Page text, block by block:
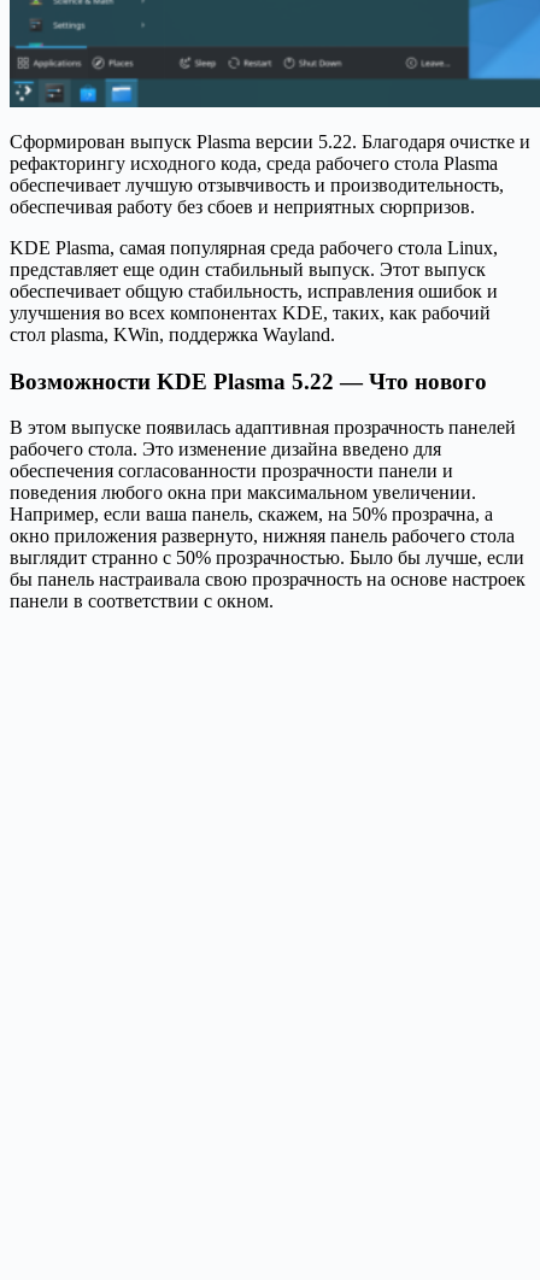
Сформирован выпуск Plasma версии 5.22. Благодаря очистке и
рефакторингу исходного кода, среда рабочего стола Plasma
обеспечивает лучшую отзывчивость и производительность,
обеспечивая работу без сбоев и неприятных сюрпризов.
KDE Plasma, самая популярная среда рабочего стола Linux,
представляет еще один стабильный выпуск. Этот выпуск
обеспечивает общую стабильность, исправления ошибок и
улучшения во всех компонентах KDE, таких, как рабочий
стол plasma, KWin, поддержка Wayland.
Возможности KDE Plasma 5.22 — Что нового
В этом выпуске появилась адаптивная прозрачность панелей
рабочего стола. Это изменение дизайна введено для
обеспечения согласованности прозрачности панели и
поведения любого окна при максимальном увеличении.
Например, если ваша панель, скажем, на 50% прозрачна, а
окно приложения развернуто, нижняя панель рабочего стола
выглядит странно с 50% прозрачностью. Было бы лучше, если
бы панель настраивала свою прозрачность на основе настроек
панели в соответствии с окном.